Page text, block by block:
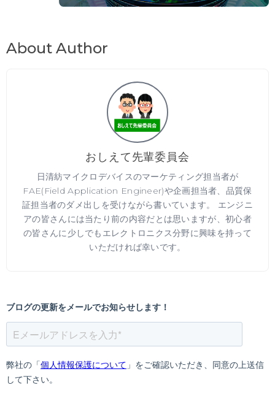
About Author
おしえて先輩委員会
日清紡マイクロデバイスのマーケティング担当者が
FAE(Field Application Engineer)や企画担当者、品質保
証担当者のダメ出しを受けながら書いています。 エンジニ
アの皆さんには当たり前の内容だとは思いますが、初心者
の皆さんに少しでもエレクトロニクス分野に興味を持って
いただければ幸いです。